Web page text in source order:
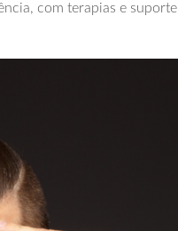
com terapias e